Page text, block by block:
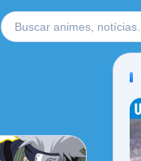
Buscar no site